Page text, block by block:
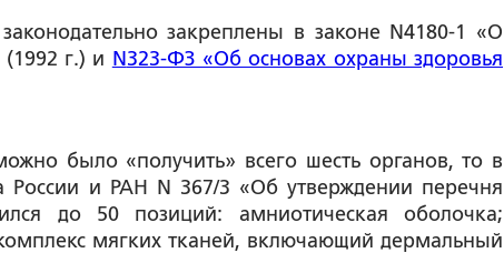
закреплены в законе N4180-1 «О
г.) и N 323-ФЗ «Об основах охраны здоровья
было «получить» всего шесть органов, то в
России и РАН N 367/3 «Об утверждении перечня
до 50 позиций: амниотическая оболочка;
мягких тканей, включающий дермальный